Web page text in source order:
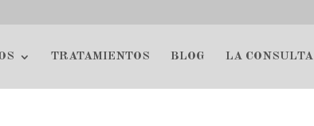
TRATAMIENTOS BLOG LA CONSULTA